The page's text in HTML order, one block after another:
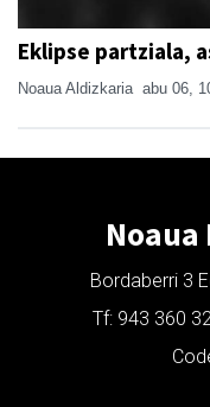
Eklipse partziala,
Noaua Aldizkaria abu 06,
Bordaberri 3
Tf: 943 360